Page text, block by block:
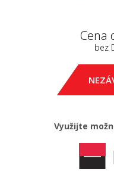
Cena
bez
Využijte